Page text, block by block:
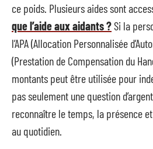
ce poids. Plusieurs aides sont
que l’aide aux aidants ?Si la
l’APA (Allocation Personnalisée
(Prestation de Compensation du
montants peut être utilisée pour
pas seulement une question
reconnaître le temps, la présence
au quotidien.